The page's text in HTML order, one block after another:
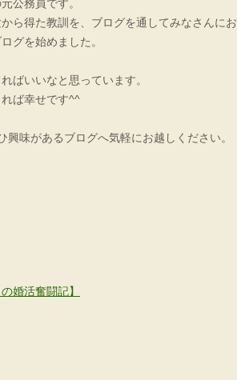
公務員です。
ら得た教訓を、ブログを通してみなさんにお
グを始めました。
ばいいなと思っています。
ば幸せです^^
味があるブログへ気軽にお越しください。
婚活奮闘記】